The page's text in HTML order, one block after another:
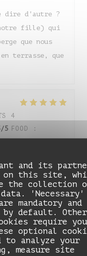
and its
on this site,
the collection
'Necessary'
mandatory and
default. Other
require
optional
to analyze your
measure site
dire d'autre ?
notre fille) qui
que nous
terrasse, que
4
/5 FOOD
:
à l’Auberge
du repas, ce
des mets
: les
sont
et